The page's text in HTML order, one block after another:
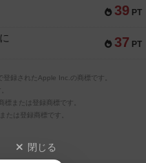
39 PT
37 PT
録されたApple Inc.の商標です。
または登録商標です。
たは登録商標です。
閉じる